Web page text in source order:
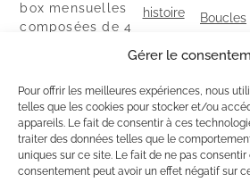
Gérer le
Pour offrir les meilleures expériences, nous
telles que les cookies pour stocker et/ou
appareils. Le fait de consentir à ces
traiter des données telles que le
uniques sur ce site. Le fait de ne pas consentir
consentement peut avoir un effet négatif sur
box mensuelles
composées de 4
Découvrez
également notre
boutique ainsi
que nos autres
exclusivités sur
notre site.
histoire
Parrainage
Politique
de
cookies
Boucles
Bagues